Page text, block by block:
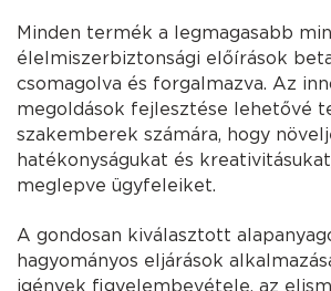
Minden termék a legmagasabb
élelmiszerbiztonsági előírások
csomagolva és forgalmazva. Az
megoldások fejlesztése lehetővé
szakemberek számára, hogy
hatékonyságukat és
meglepve ügyfeleiket.
A gondosan kiválasztott
hagyományos eljárások
igények figyelembevétele, az